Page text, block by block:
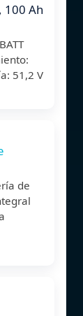
100 Ah
51,2 V
de